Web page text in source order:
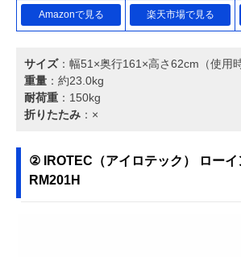
Amazonで見る 楽天市場で見る
サイズ：幅51×奥行161×高さ62cm（使用時
重量 ：約23.0kg
耐荷重 ：150kg
折りたたみ ：×
② IROTEC（アイロテック） ローイ
RM201H